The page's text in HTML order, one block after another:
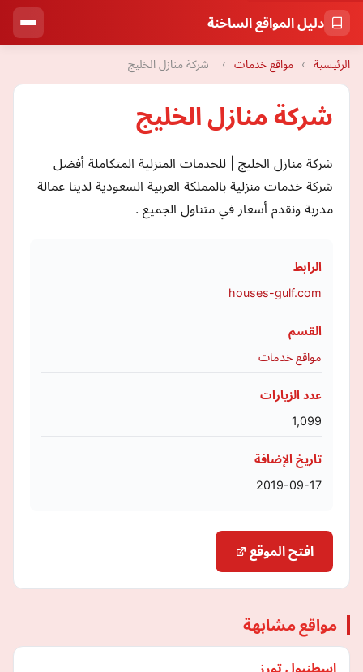
دليل المواقع الساخنة
الرئيسية › مواقع خدمات › شركة منازل الخليج
شركة منازل الخليج
شركة منازل الخليج | للخدمات المنزلية المتكاملة أفضل
شركة خدمات منزلية بالمملكة العربية السعودية لدينا عمالة
مدربة ونقدم أسعار في متناول الجميع .
الرابط
houses-gulf.com
القسم
مواقع خدمات
عدد الزيارات
1,099
تاريخ الإضافة
2019-09-17
افتح الموقع
مواقع مشابهة
اسطنبول تورز